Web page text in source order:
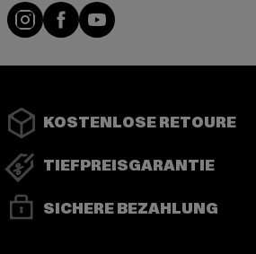
Instagram
FacebookYouTube
KOSTENLOSE RETOURE
TIEFPREISGARANTIE
SICHERE BEZAHLUNG